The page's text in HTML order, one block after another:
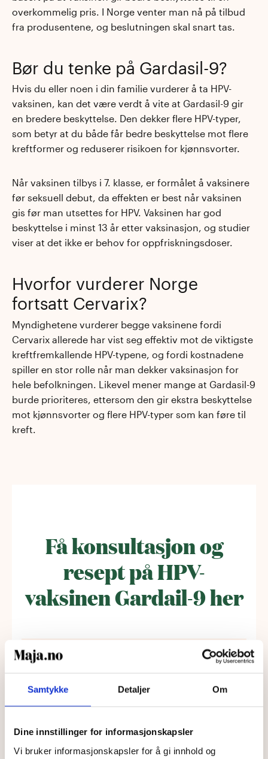
Samtykke Detaljer Om
Dine innstillinger for informasjonskapsler
Vi bruker informasjonskapsler for å gi innhold og
overkommelig pris. I Norge venter man nå på tilbud
fra produsentene, og beslutningen skal snart tas.
Bør du tenke på Gardasil-9?
Hvis du eller noen i din familie vurderer å ta HPV-
vaksinen, kan det være verdt å vite at Gardasil-9 gir
en bredere beskyttelse. Den dekker flere HPV-typer,
som betyr at du både får bedre beskyttelse mot flere
kreftformer og reduserer risikoen for kjønnsvorter.
Når vaksinen tilbys i 7. klasse, er formålet å vaksinere
før seksuell debut, da effekten er best når vaksinen
gis før man utsettes for HPV. Vaksinen har god
beskyttelse i minst 13 år etter vaksinasjon, og studier
viser at det ikke er behov for oppfriskningsdoser.
Hvorfor vurderer Norge
fortsatt Cervarix?
Myndighetene vurderer begge vaksinene fordi
Cervarix allerede har vist seg effektiv mot de viktigste
kreftfremkallende HPV-typene, og fordi kostnadene
spiller en stor rolle når man dekker vaksinasjon for
hele befolkningen. Likevel mener mange at Gardasil-9
burde prioriteres, ettersom den gir ekstra beskyttelse
mot kjønnsvorter og flere HPV-typer som kan føre til
kreft.
Få konsultasjon og
resept på HPV-
vaksinen Gardail-9 her